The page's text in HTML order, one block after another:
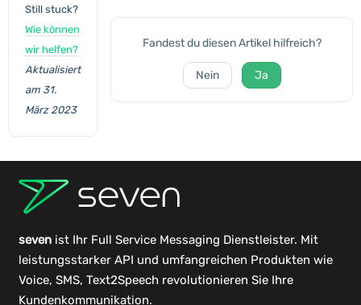
Still stuck?
Wie können
wir helfen?
Aktualisiert
am 31.
März 2023
Fandest du diesen Artikel hilfreich?
Nein Ja
sevenist Ihr Full Service Messaging Dienstleister. Mit
leistungsstarker API und umfangreichen Produkten wie
Voice, SMS, Text2Speech revolutionieren Sie Ihre
Kundenkommunikation.